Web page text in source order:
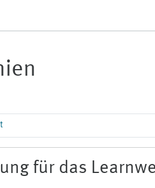
für das